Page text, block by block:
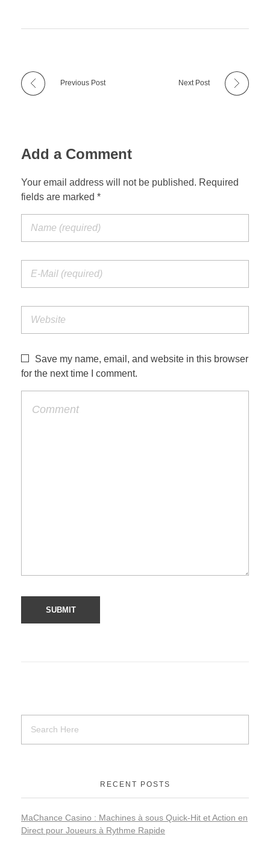
Previous Post Next Post
Add a Comment
Your email address will not be published. Required
fields are marked *
Save my name, email, and website in this browser
for the next time I comment.
RECENT POSTS
MaChance Casino : Machines à sous Quick‑Hit et Action en
Direct pour Joueurs à Rythme Rapide